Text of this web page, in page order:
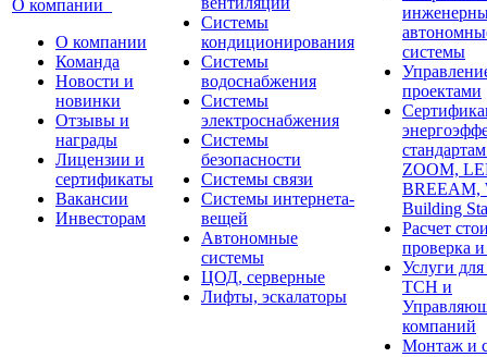
О компании
О компании
Команда
Новости и
новинки
Отзывы и
награды
Лицензии и
сертификаты
Вакансии
Инвесторам
Системы
кондиционирования
Системы
водоснабжения
Системы
электроснабжения
Системы
безопасности
Системы связи
Системы интернета-
вещей
Автономные
системы
ЦОД, серверные
Лифты, эскалаторы
системы
проектами
ZOOM,
BREEAM,
Building
Расчет
проверка
Услуги
ТСН и
компаний
Монтаж и